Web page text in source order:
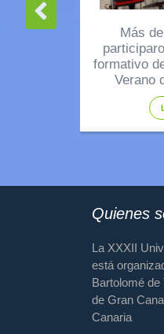
Más
formativo
Verano
Quienes
La XXXII
está
Bartolomé de
de Gran
Canaria